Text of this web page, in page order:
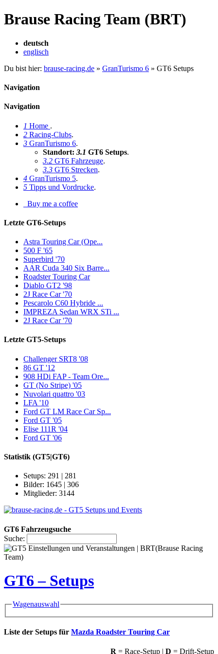
Brause Racing Team (BRT)
deutsch
englisch
Du bist hier: brause-racing.de » GranTurismo 6 » GT6 Setups
Navigation
Navigation
1 Home .
2 Racing-Clubs.
3 GranTurismo 6.
Standort: 3.1 GT6 Setups.
3.2 GT6 Fahrzeuge.
3.3 GT6 Strecken.
4 GranTurismo 5.
5 Tipps und Vordrucke.
Buy me a coffee
Letzte GT6-Setups
Astra Touring Car (Ope...
500 F '65
Superbird '70
AAR Cuda 340 Six Barre...
Roadster Touring Car
Diablo GT2 '98
2J Race Car '70
Pescarolo C60 Hybride ...
IMPREZA Sedan WRX STi ...
2J Race Car '70
Letzte GT5-Setups
Challenger SRT8 '08
86 GT '12
908 HDi FAP - Team Ore...
GT (No Stripe) '05
Nuvolari quattro '03
LFA '10
Ford GT LM Race Car Sp...
Ford GT '05
Elise 111R '04
Ford GT '06
Statistik (GT5|GT6)
Setups: 291 | 281
Bilder: 1645 | 306
Mitglieder: 3144
GT6 Fahrzeugsuche
Suche:
GT6 – Setups
Wagenauswahl
Liste der Setups für Mazda Roadster Touring Car
R = Race-Setup | D = Drift-Setup